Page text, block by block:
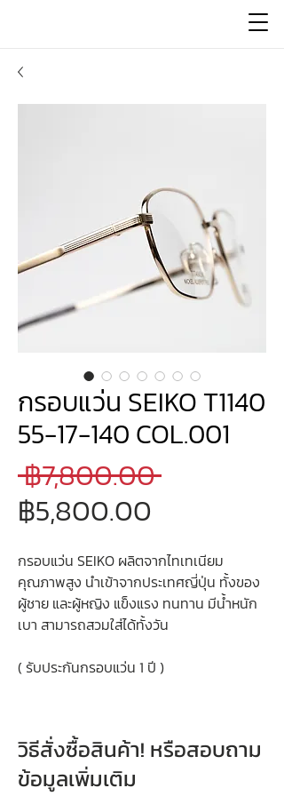
กรอบแว่น SEIKO T1140
55-17-140 COL.001
฿7,800.00 ราคา
฿5,800.00
ขาย
ลด
กรอบแว่น SEIKO ผลิตจากไทเทเนียม
คุณภาพสูง นำเข้าจากประเทศญี่ปุ่น ทั้งของ
ผู้ชาย และผู้หญิง แข็งแรง ทนทาน มีน้ำหนัก
เบา สามารถสวมใส่ได้ทั้งวัน
( รับประกันกรอบแว่น 1 ปี )
วิธีสั่งซื้อสินค้า! หรือสอบถาม
ข้อมูลเพิ่มเติม